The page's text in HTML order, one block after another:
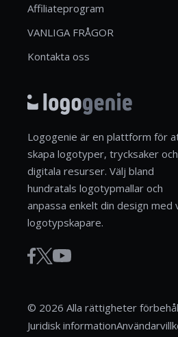
Affiliateprogram
VANLIGA FRÅGOR
Kontakta oss
Logogenie är en plattform för
skapa logotyper, trycksaker och
digitala resurser. Välj bland
hundratals logotypmallar och
anpassa enkelt din design med
logotypskapare.
© 2026 Alla rättigheter
Juridisk information